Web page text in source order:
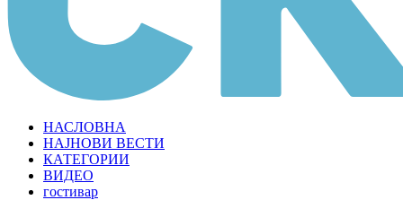
НАСЛОВНА
НАЈНОВИ ВЕСТИ
КАТЕГОРИИ
ВИДЕО
гостивар